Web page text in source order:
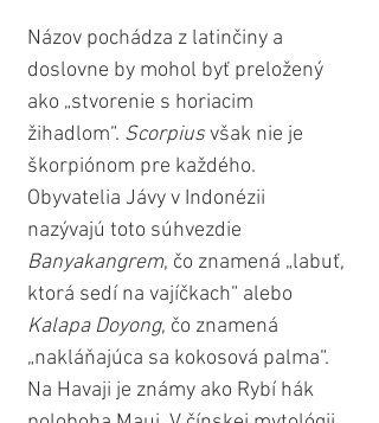
Názov pochádza z latinčiny a
doslovne by mohol byť preložený
ako „stvorenie s horiacim
žihadlom“. Scorpius však nie je
škorpiónom pre každého.
Obyvatelia Jávy v Indonézii
nazývajú toto súhvezdie
Banyakangrem, čo znamená „labuť,
ktorá sedí na vajíčkach“ alebo
Kalapa Doyong, čo znamená
„nakláňajúca sa kokosová palma“.
Na Havaji je známy ako Rybí hák